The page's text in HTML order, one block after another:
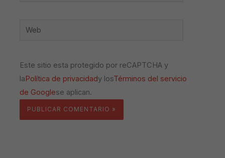
Web
Este sitio esta protegido por reCAPTCHA y
laPolítica de privacidady losTérminos del servicio
de Googlese aplican.